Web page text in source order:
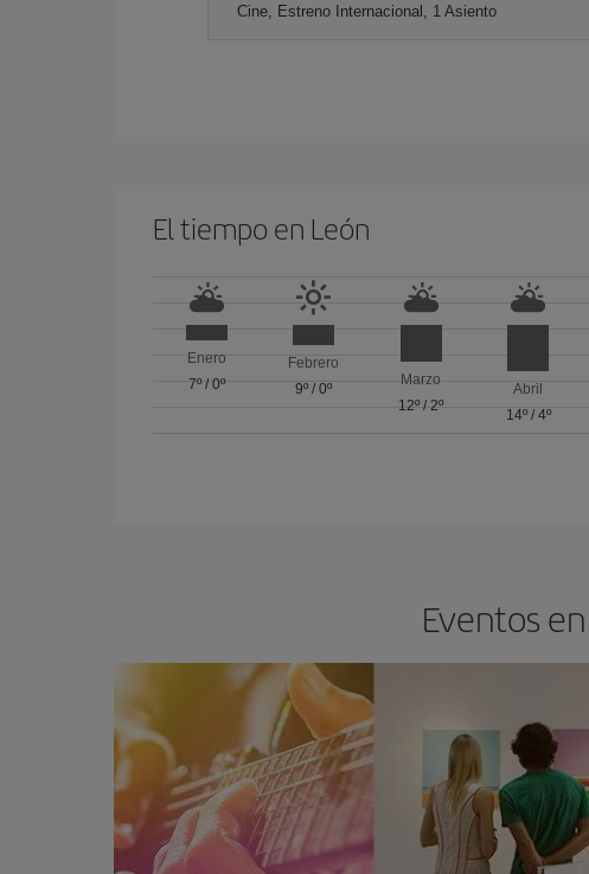
Cine, Estreno Internacional, 1 Asiento
El tiempo en León
Enero
7º/ 0º
Febrero
9º /0º
Marzo
12º / 2º
Abril
14º/ 4º
Eventos